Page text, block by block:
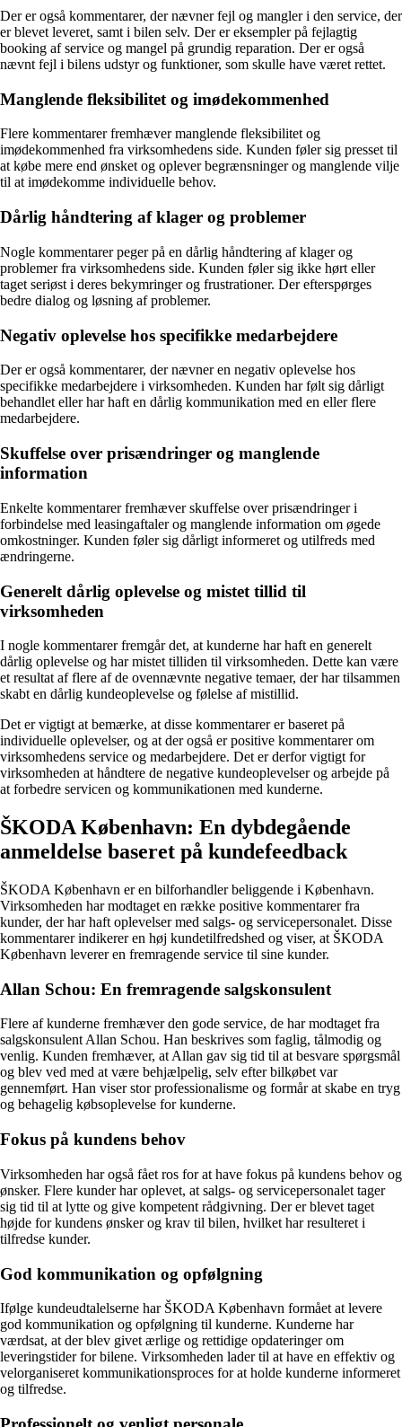
Der er også kommentarer, der nævner fejl og mangler i den service, der
er blevet leveret, samt i bilen selv. Der er eksempler på fejlagtig
booking af service og mangel på grundig reparation. Der er også
nævnt fejl i bilens udstyr og funktioner, som skulle have været rettet.
Manglende fleksibilitet og imødekommenhed
Flere kommentarer fremhæver manglende fleksibilitet og
imødekommenhed fra virksomhedens side. Kunden føler sig presset til
at købe mere end ønsket og oplever begrænsninger og manglende vilje
til at imødekomme individuelle behov.
Dårlig håndtering af klager og problemer
Nogle kommentarer peger på en dårlig håndtering af klager og
problemer fra virksomhedens side. Kunden føler sig ikke hørt eller
taget seriøst i deres bekymringer og frustrationer. Der efterspørges
bedre dialog og løsning af problemer.
Negativ oplevelse hos specifikke medarbejdere
Der er også kommentarer, der nævner en negativ oplevelse hos
specifikke medarbejdere i virksomheden. Kunden har følt sig dårligt
behandlet eller har haft en dårlig kommunikation med en eller flere
medarbejdere.
Skuffelse over prisændringer og manglende
information
Enkelte kommentarer fremhæver skuffelse over prisændringer i
forbindelse med leasingaftaler og manglende information om øgede
omkostninger. Kunden føler sig dårligt informeret og utilfreds med
ændringerne.
Generelt dårlig oplevelse og mistet tillid til
virksomheden
I nogle kommentarer fremgår det, at kunderne har haft en generelt
dårlig oplevelse og har mistet tilliden til virksomheden. Dette kan være
et resultat af flere af de ovennævnte negative temaer, der har tilsammen
skabt en dårlig kundeoplevelse og følelse af mistillid.
Det er vigtigt at bemærke, at disse kommentarer er baseret på
individuelle oplevelser, og at der også er positive kommentarer om
virksomhedens service og medarbejdere. Det er derfor vigtigt for
virksomheden at håndtere de negative kundeoplevelser og arbejde på
at forbedre servicen og kommunikationen med kunderne.
ŠKODA København: En dybdegående
anmeldelse baseret på kundefeedback
ŠKODA København er en bilforhandler beliggende i København.
Virksomheden har modtaget en række positive kommentarer fra
kunder, der har haft oplevelser med salgs- og servicepersonalet. Disse
kommentarer indikerer en høj kundetilfredshed og viser, at ŠKODA
København leverer en fremragende service til sine kunder.
Allan Schou: En fremragende salgskonsulent
Flere af kunderne fremhæver den gode service, de har modtaget fra
salgskonsulent Allan Schou. Han beskrives som faglig, tålmodig og
venlig. Kunden fremhæver, at Allan gav sig tid til at besvare spørgsmål
og blev ved med at være behjælpelig, selv efter bilkøbet var
gennemført. Han viser stor professionalisme og formår at skabe en tryg
og behagelig købsoplevelse for kunderne.
Fokus på kundens behov
Virksomheden har også fået ros for at have fokus på kundens behov og
ønsker. Flere kunder har oplevet, at salgs- og servicepersonalet tager
sig tid til at lytte og give kompetent rådgivning. Der er blevet taget
højde for kundens ønsker og krav til bilen, hvilket har resulteret i
tilfredse kunder.
God kommunikation og opfølgning
Ifølge kundeudtalelserne har ŠKODA København formået at levere
god kommunikation og opfølgning til kunderne. Kunderne har
værdsat, at der blev givet ærlige og rettidige opdateringer om
leveringstider for bilene. Virksomheden lader til at have en effektiv og
velorganiseret kommunikationsproces for at holde kunderne informeret
og tilfredse.